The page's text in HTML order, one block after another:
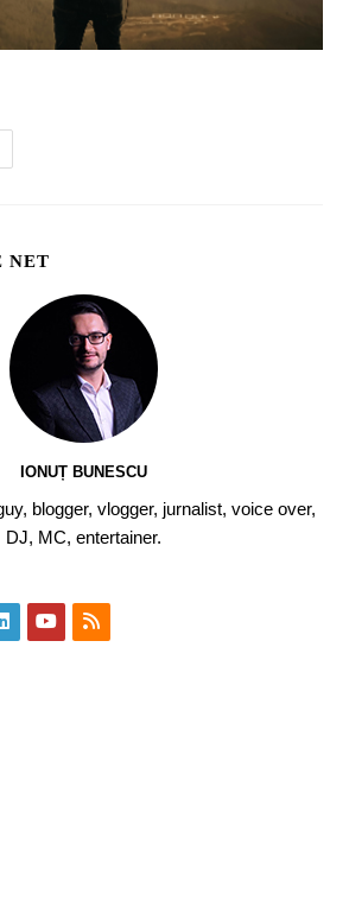
NET
IONUȚ BUNESCU
blogger, vlogger, jurnalist, voice over,
DJ, MC, entertainer.